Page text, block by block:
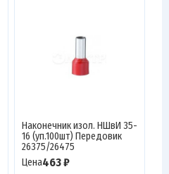
Наконечник изол. НШвИ 35-
16 (уп.100шт) Передовик
26375/26475
Цена463 ₽